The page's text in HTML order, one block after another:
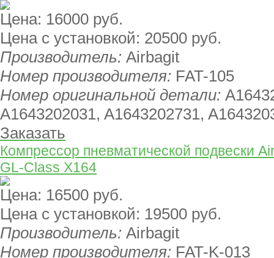
Цена: 16000 руб.
Цена с установкой: 20500 руб.
Производитель: Airbagit
Номер производителя: FAT-105
Номер оригинальной детали:
A1643202031, A1643202731,
Заказать
Компрессор пневматической подвески
GL-Class X164
Цена: 16500 руб.
Цена с установкой: 19500 руб.
Производитель: Airbagit
Номер производителя: FAT-K-013